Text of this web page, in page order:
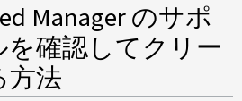
Manager のサポ
確認してクリー
方法